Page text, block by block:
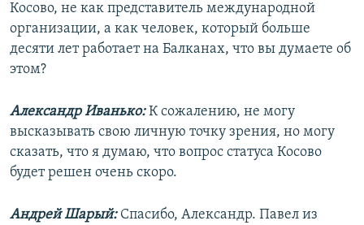
Косово, не как представитель международной
организации, а как человек, который больше
десяти лет работает на Балканах, что вы думаете об
этом?
Александр Иванько:К сожалению, не могу
высказывать свою личную точку зрения, но могу
сказать, что я думаю, что вопрос статуса Косово
будет решен очень скоро.
Андрей Шарый: Спасибо, Александр. Павел из